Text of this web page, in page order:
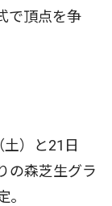
で頂点を争
）と21日
の森芝生グラ